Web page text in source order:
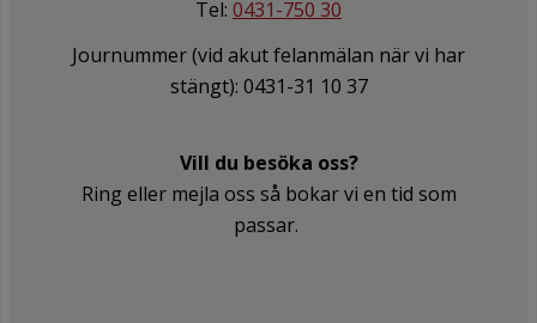
Tel: 0431-750 30
Journummer (vid akut felanmälan när vi har
stängt): 0431-31 10 37
Vill du besöka oss?
Ring eller mejla oss så bokar vi en tid som
passar.